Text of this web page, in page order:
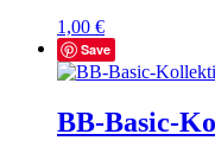
1,00 €
Save
BB-Basic-